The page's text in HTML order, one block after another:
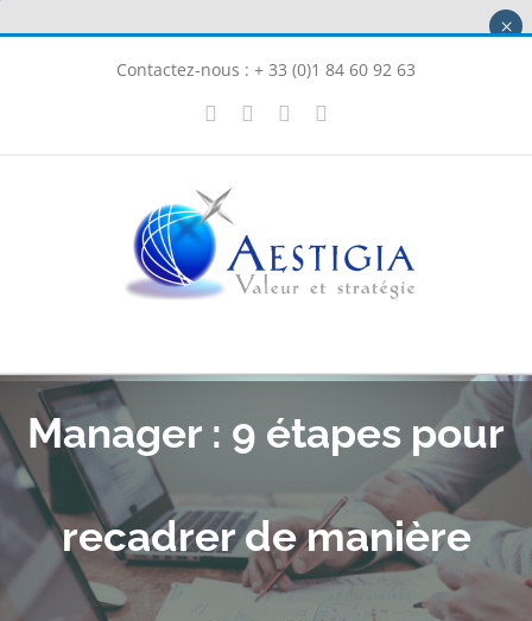
Contactez-nous : + 33 (0)1 84 60 92 63
LinkedInInstagram
Manager : 9 étapes pour
recadrer de manière
×